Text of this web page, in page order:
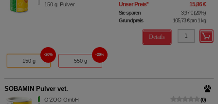
150 g Pulver Unser Preis* 15,86 €
Sie sparen 3,97 €(20%)
Grundpreis
105,73 €pro 1 kg
Details
150 g
20%
550 g
20%
SOBAMIN Pulver vet.
O'ZOO GmbH
0